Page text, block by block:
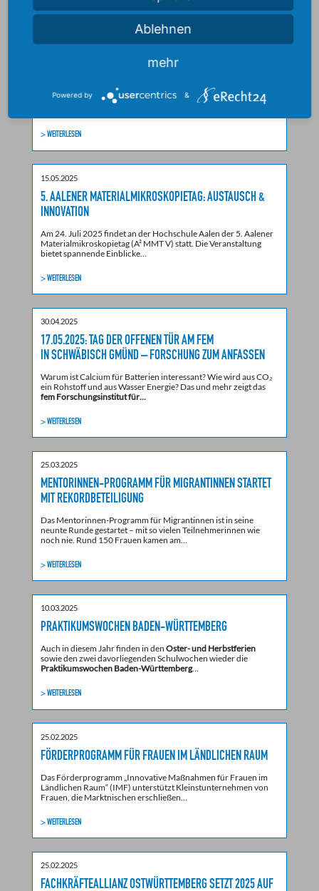
MIT MIGRATIONSHINTERGRUND IN SCHWÄBISCH GMÜND
AmDonnerstag, 5. Juni 2025 , bieten die
Kontaktstelle Frau und
Beruf Ostalbkreisund dasWelcome Center Ostwürttemberg
> WEITERLESEN
15.05.2025
5. AALENER MATERIALMIKROSKOPIETAG: AUSTAUSCH &
INNOVATION
Am 24. Juli 2025 findet an der Hochschule Aalen der 5. Aalener
Materialmikroskopietag (A² MMT V) statt. Die Veranstaltung
bietet spannende Einblicke…
> WEITERLESEN
30.04.2025
17.05.2025: TAG DER OFFENEN TÜR AM FEM
IN SCHWÄBISCH GMÜND – FORSCHUNG ZUM ANFASSEN
Warum ist Calcium für Batterien interessant? Wie wird aus CO₂
ein Rohstoff und aus Wasser Energie? Das und mehr zeigt das
fem Forschungsinstitut für…
> WEITERLESEN
25.03.2025
MENTORINNEN-PROGRAMM FÜR MIGRANTINNEN STARTET
MIT REKORDBETEILIGUNG
Das Mentorinnen-Programm für Migrantinnen ist in seine
neunte Runde gestartet – mit so vielen Teilnehmerinnen wie
noch nie. Rund 150 Frauen kamen am…
> WEITERLESEN
10.03.2025
PRAKTIKUMSWOCHEN BADEN-WÜRTTEMBERG
Auch in diesem Jahr finden in denOster- und Herbstferien
sowie den zwei davorliegenden Schulwochen wieder die
Praktikumswochen Baden-Württemberg…
> WEITERLESEN
25.02.2025
FÖRDERPROGRAMM FÜR FRAUEN IM LÄNDLICHEN RAUM
Das Förderprogramm „Innovative Maßnahmen für Frauen im
Ländlichen Raum“ (IMF) unterstützt Kleinstunternehmen von
Frauen, die Marktnischen erschließen…
> WEITERLESEN
25.02.2025
FACHKRÄFTEALLIANZ OSTWÜRTTEMBERG SETZT 2025 AUF
Ablehnen
mehr
Powered by &